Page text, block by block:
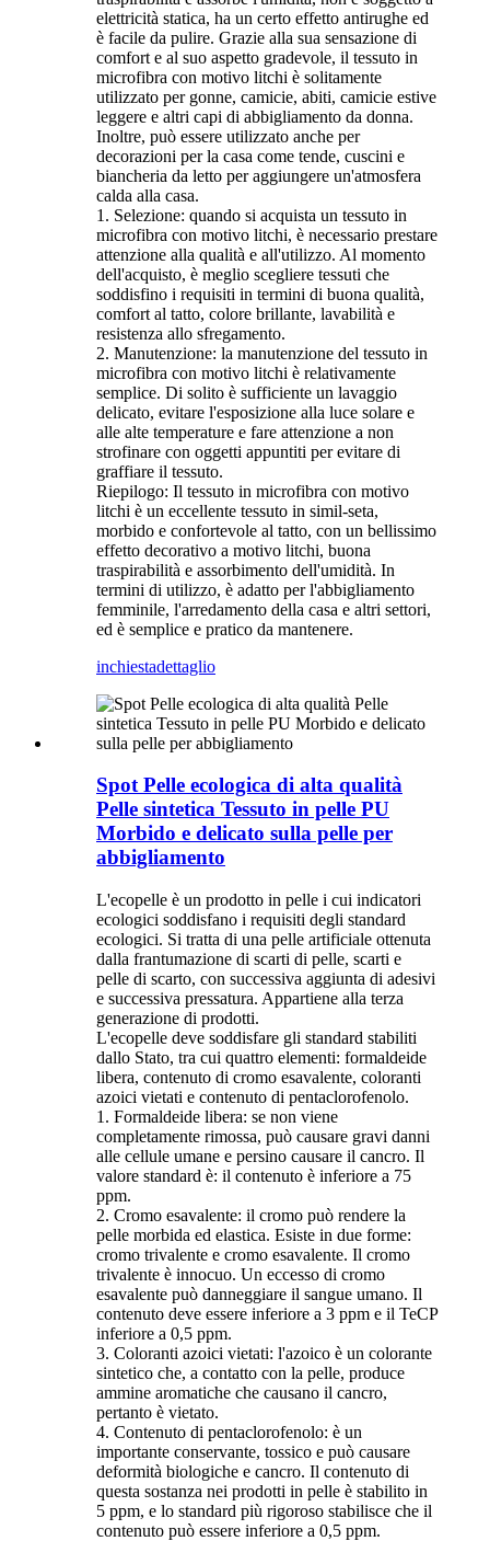
elettricità statica, ha un certo effetto antirughe ed
è facile da pulire. Grazie alla sua sensazione di
comfort e al suo aspetto gradevole, il tessuto in
microfibra con motivo litchi è solitamente
utilizzato per gonne, camicie, abiti, camicie estive
leggere e altri capi di abbigliamento da donna.
Inoltre, può essere utilizzato anche per
decorazioni per la casa come tende, cuscini e
biancheria da letto per aggiungere un'atmosfera
calda alla casa.
1. Selezione: quando si acquista un tessuto in
microfibra con motivo litchi, è necessario prestare
attenzione alla qualità e all'utilizzo. Al momento
dell'acquisto, è meglio scegliere tessuti che
soddisfino i requisiti in termini di buona qualità,
comfort al tatto, colore brillante, lavabilità e
resistenza allo sfregamento.
2. Manutenzione: la manutenzione del tessuto in
microfibra con motivo litchi è relativamente
semplice. Di solito è sufficiente un lavaggio
delicato, evitare l'esposizione alla luce solare e
alle alte temperature e fare attenzione a non
strofinare con oggetti appuntiti per evitare di
graffiare il tessuto.
Riepilogo: Il tessuto in microfibra con motivo
litchi è un eccellente tessuto in simil-seta,
morbido e confortevole al tatto, con un bellissimo
effetto decorativo a motivo litchi, buona
traspirabilità e assorbimento dell'umidità. In
termini di utilizzo, è adatto per l'abbigliamento
femminile, l'arredamento della casa e altri settori,
ed è semplice e pratico da mantenere.
inchiestadettaglio
Spot Pelle ecologica di alta qualità
Pelle sintetica Tessuto in pelle PU
Morbido e delicato sulla pelle per
abbigliamento
L'ecopelle è un prodotto in pelle i cui indicatori
ecologici soddisfano i requisiti degli standard
ecologici. Si tratta di una pelle artificiale ottenuta
dalla frantumazione di scarti di pelle, scarti e
pelle di scarto, con successiva aggiunta di adesivi
e successiva pressatura. Appartiene alla terza
generazione di prodotti.
L'ecopelle deve soddisfare gli standard stabiliti
dallo Stato, tra cui quattro elementi: formaldeide
libera, contenuto di cromo esavalente, coloranti
azoici vietati e contenuto di pentaclorofenolo.
1. Formaldeide libera: se non viene
completamente rimossa, può causare gravi danni
alle cellule umane e persino causare il cancro. Il
valore standard è: il contenuto è inferiore a 75
ppm.
2. Cromo esavalente: il cromo può rendere la
pelle morbida ed elastica. Esiste in due forme:
cromo trivalente e cromo esavalente. Il cromo
trivalente è innocuo. Un eccesso di cromo
esavalente può danneggiare il sangue umano. Il
contenuto deve essere inferiore a 3 ppm e il TeCP
inferiore a 0,5 ppm.
3. Coloranti azoici vietati: l'azoico è un colorante
sintetico che, a contatto con la pelle, produce
ammine aromatiche che causano il cancro,
pertanto è vietato.
4. Contenuto di pentaclorofenolo: è un
importante conservante, tossico e può causare
deformità biologiche e cancro. Il contenuto di
questa sostanza nei prodotti in pelle è stabilito in
5 ppm, e lo standard più rigoroso stabilisce che il
contenuto può essere inferiore a 0,5 ppm.